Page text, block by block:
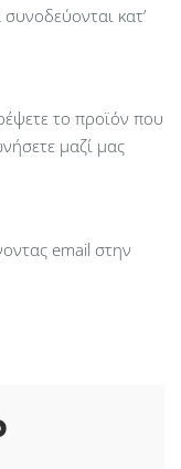
κατ’
το προϊόν που
μαζί μας
email στην